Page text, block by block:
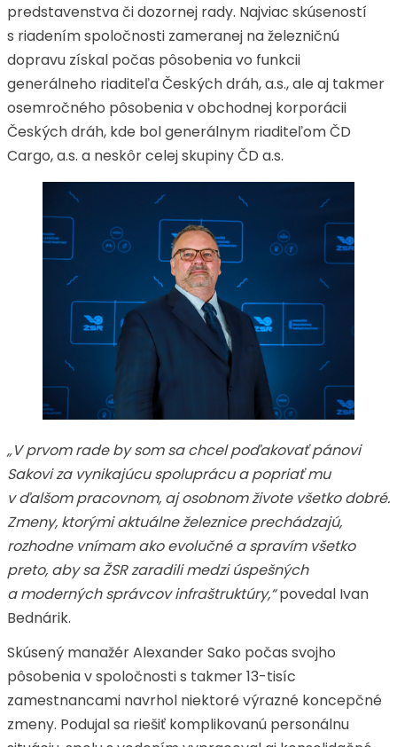
predstavenstva či dozornej rady. Najviac skúseností
s riadením spoločnosti zameranej na železničnú
dopravu získal počas pôsobenia vo funkcii
generálneho riaditeľa Českých dráh, a.s., ale aj takmer
osemročného pôsobenia v obchodnej korporácii
Českých dráh, kde bol generálnym riaditeľom ČD
Cargo, a.s. a neskôr celej skupiny ČD a.s.
„V prvom rade by som sa chcel poďakovať pánovi
Sakovi za vynikajúcu spoluprácu a popriať mu
v ďalšom pracovnom, aj osobnom živote všetko dobré.
Zmeny, ktorými aktuálne železnice prechádzajú,
rozhodne vnímam ako evolučné a spravím všetko
preto, aby sa ŽSR zaradili medzi úspešných
a moderných správcov infraštruktúry,“povedal Ivan
Bednárik.
Skúsený manažér Alexander Sako počas svojho
pôsobenia v spoločnosti s takmer 13-tisíc
zamestnancami navrhol niektoré výrazné koncepčné
zmeny. Podujal sa riešiť komplikovanú personálnu